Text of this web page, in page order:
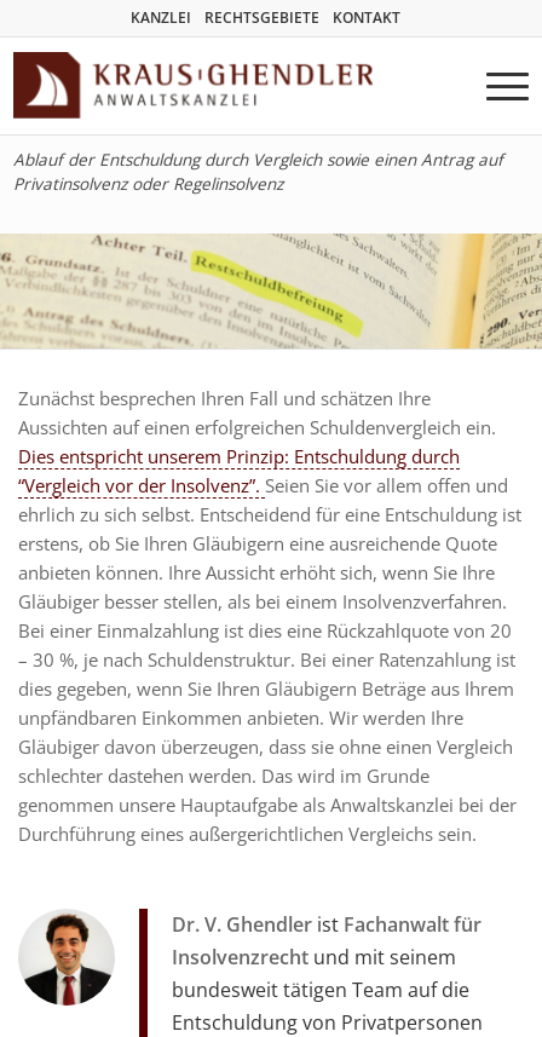
KANZLEI RECHTSGEBIETE KONTAKT
Ablauf der Entschuldung durch Vergleich sowie einen Antrag auf
Privatinsolvenz oder Regelinsolvenz
Zunächst besprechen Ihren Fall und schätzen Ihre
Aussichten auf einen erfolgreichen Schuldenvergleich ein.
Dies entspricht unserem Prinzip: Entschuldung durch
“Vergleich vor der Insolvenz”. Seien Sie vor allem offen und
ehrlich zu sich selbst. Entscheidend für eine Entschuldung ist
erstens, ob Sie Ihren Gläubigern eine ausreichende Quote
anbieten können. Ihre Aussicht erhöht sich, wenn Sie Ihre
Gläubiger besser stellen, als bei einem Insolvenzverfahren.
Bei einer Einmalzahlung ist dies eine Rückzahlquote von 20
– 30 %, je nach Schuldenstruktur. Bei einer Ratenzahlung ist
dies gegeben, wenn Sie Ihren Gläubigern Beträge aus Ihrem
unpfändbaren Einkommen anbieten. Wir werden Ihre
Gläubiger davon überzeugen, dass sie ohne einen Vergleich
schlechter dastehen werden. Das wird im Grunde
genommen unsere Hauptaufgabe als Anwaltskanzlei bei der
Durchführung eines außergerichtlichen Vergleichs sein.
Dr. V. Ghendler ist Fachanwalt für
Insolvenzrecht und mit seinem
bundesweit tätigen Team auf die
Entschuldung von Privatpersonen